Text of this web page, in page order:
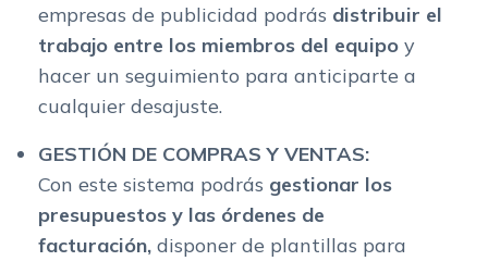
empresas de publicidad podrás distribuir el
trabajo entre los miembros del equipo y
hacer un seguimiento para anticiparte a
cualquier desajuste.
GESTIÓN DE COMPRAS Y VENTAS:
Con este sistema podrás gestionar los
presupuestos y las órdenes de
facturación, disponer de plantillas para